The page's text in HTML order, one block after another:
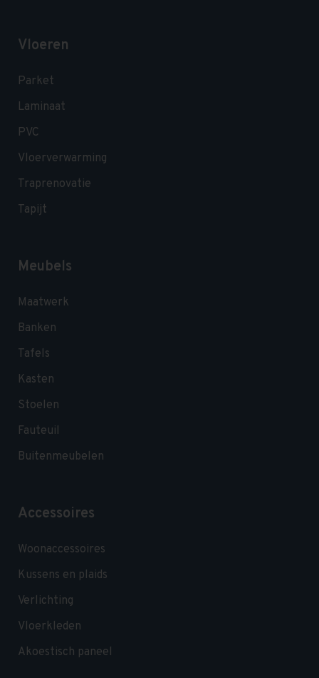
Vloeren
Parket
Laminaat
PVC
Vloerverwarming
Traprenovatie
Tapijt
Meubels
Maatwerk
Banken
Tafels
Kasten
Stoelen
Fauteuil
Buitenmeubelen
Accessoires
Woonaccessoires
Kussens en plaids
Verlichting
Vloerkleden
Akoestisch paneel